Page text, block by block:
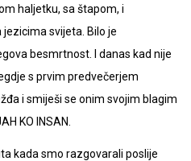
haljetku, sa štapom, i
svijeta. Bilo je
besmrtnost. I danas kad nije
s prvim predvečerjem
i smiješi se onim svojim blagim
KO INSAN.
kada smo razgovarali poslije